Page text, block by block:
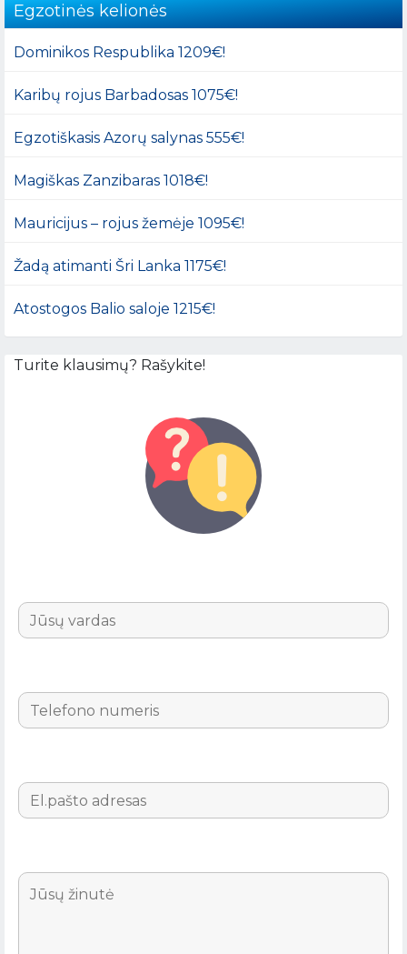
Egzotinės kelionės
Dominikos Respublika 1209€!
Karibų rojus Barbadosas 1075€!
Egzotiškasis Azorų salynas 555€!
Magiškas Zanzibaras 1018€!
Mauricijus – rojus žemėje 1095€!
Žadą atimanti Šri Lanka 1175€!
Atostogos Balio saloje 1215€!
Turite klausimų? Rašykite!